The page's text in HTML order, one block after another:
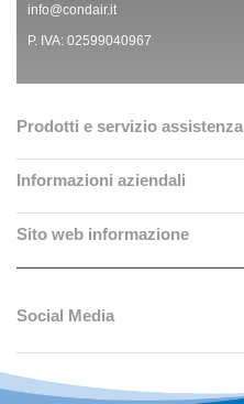
info@condair.it
P. IVA: 02599040967
Prodotti e servizio assistenza
Informazioni aziendali
Sito web informazione
Social Media